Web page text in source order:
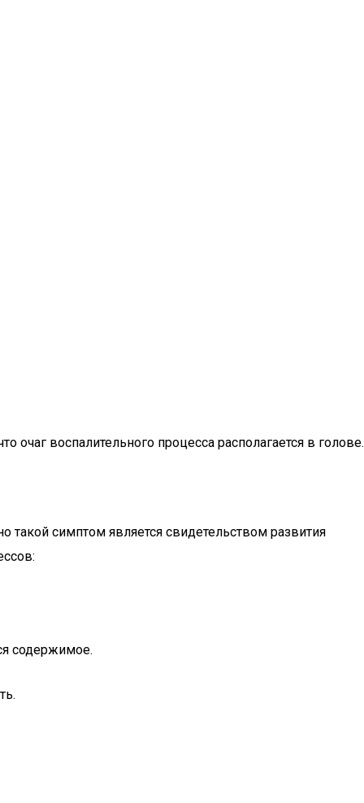
очаг воспалительного процесса располагается в голове.
симптом является свидетельством развития
содержимое.